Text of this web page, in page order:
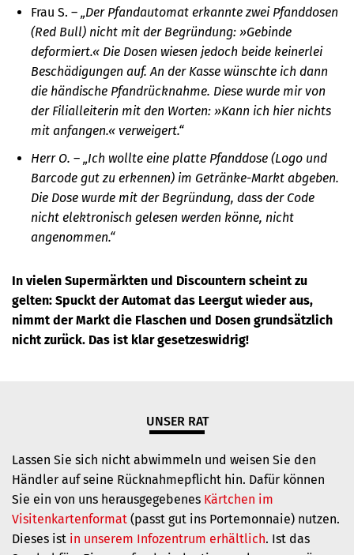
Frau S. – „Der Pfandautomat erkannte zwei Pfanddosen
(Red Bull) nicht mit der Begründung: »Gebinde
deformiert.« Die Dosen wiesen jedoch beide keinerlei
Beschädigungen auf. An der Kasse wünschte ich dann
die händische Pfandrücknahme. Diese wurde mir von
der Filialleiterin mit den Worten: »Kann ich hier nichts
mit anfangen.« verweigert.“
Herr O. – „Ich wollte eine platte Pfanddose (Logo und
Barcode gut zu erkennen) im Getränke-Markt abgeben.
Die Dose wurde mit der Begründung, dass der Code
nicht elektronisch gelesen werden könne, nicht
angenommen.“
In vielen Supermärkten und Discountern scheint zu
gelten: Spuckt der Automat das Leergut wieder aus,
nimmt der Markt die Flaschen und Dosen grundsätzlich
nicht zurück. Das ist klar gesetzeswidrig!
UNSER RAT
Lassen Sie sich nicht abwimmeln und weisen Sie den
Händler auf seine Rücknahmepflicht hin. Dafür können
Sie ein von uns herausgegebenes Kärtchen im
Visitenkartenformat (passt gut ins Portemonnaie) nutzen.
Dieses ist in unserem Infozentrum erhältlich. Ist das